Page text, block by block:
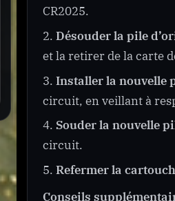
CR2025.
Désouder la pile
et la retirer de la carte
Installer la nouvelle
circuit, en veillant à
Souder la nouvelle
circuit.
Refermer la
Conseils